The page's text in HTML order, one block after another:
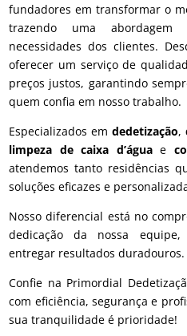
fundadores em transformar o
trazendo uma
necessidades dos clientes.
oferecer um serviço de
preços justos, garantindo
quem confia em nosso trabalho.
Especializados em dedetização,
limpeza de caixa d’águae
atendemos tanto residências
soluções eficazes e
Nosso diferencial está no
dedicação da nossa
entregar resultados duradouros.
Confie na Primordial
com eficiência, segurança e
sua tranquilidade é prioridade!